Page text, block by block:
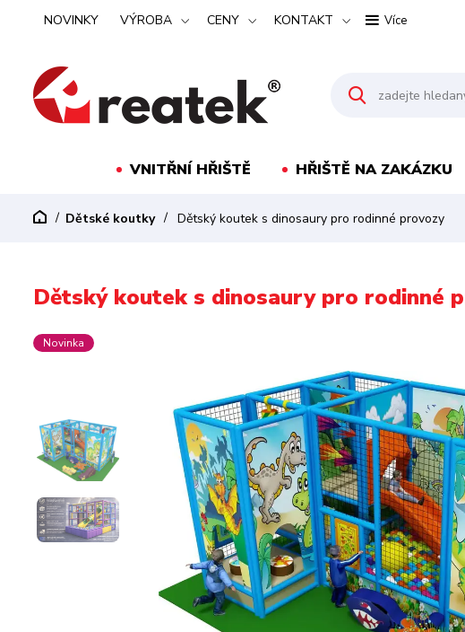
NOVINKY VÝROBA CENY KONTAKT Více
VNITŘNÍ HŘIŠTĚ HŘIŠTĚ NA ZAKÁZKU
Dětské koutky Dětský koutek s dinosaury pro rodinné provozy
Dětský koutek s dinosaury pro rodinné
Novinka